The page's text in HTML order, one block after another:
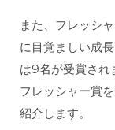
また、フレッシ
に目覚ましい成
は9名が受賞され
フレッシャー賞
紹介します。